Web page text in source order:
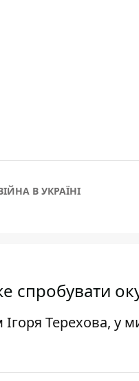
В УКРАЇНІ
Терехова, у